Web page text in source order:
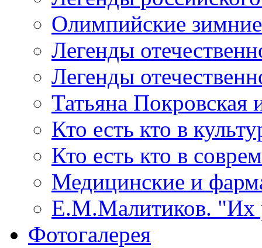
Олимпийские
Легенды
Легенды
Татьяна Покровская
Кто есть кто в
Кто есть кто в
Медицинские и
Е.М.Малитиков. "Их
Фотогалерея